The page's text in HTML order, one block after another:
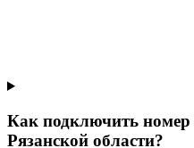
Как подключить
Рязанской области?